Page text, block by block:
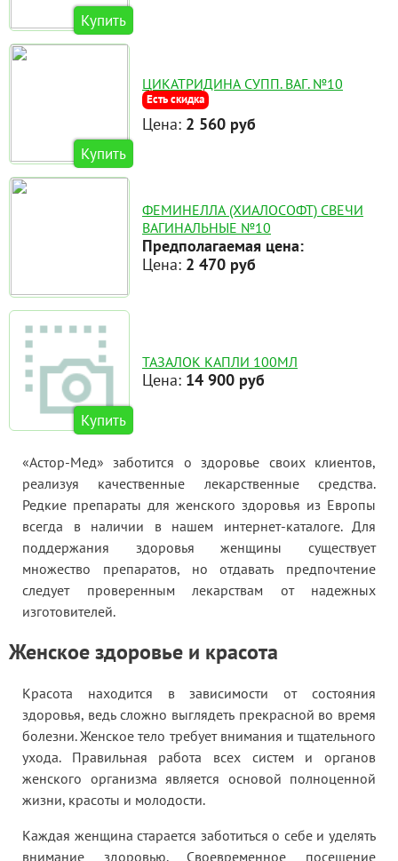
Купить
Купить
ЦИКАТРИДИНА СУПП. ВАГ. №10
Есть скидка
Цена: 2 560 руб
ФЕМИНЕЛЛА (ХИАЛОСОФТ) СВЕЧИ
ВАГИНАЛЬНЫЕ №10
Предполагаемая цена:
Цена: 2 470 руб
Купить
ТАЗАЛОК КАПЛИ 100МЛ
Цена: 14 900 руб
«Астор-Мед» заботится о здоровье своих клиентов,
реализуя качественные лекарственные средства.
Редкие препараты для женского здоровья из Европы
всегда в наличии в нашем интернет-каталоге. Для
поддержания здоровья женщины существует
множество препаратов, но отдавать предпочтение
следует проверенным лекарствам от надежных
изготовителей.
Женское здоровье и красота
Красота находится в зависимости от состояния
здоровья, ведь сложно выглядеть прекрасной во время
болезни. Женское тело требует внимания и тщательного
ухода. Правильная работа всех систем и органов
женского организма является основой полноценной
жизни, красоты и молодости.
Каждая женщина старается заботиться о себе и уделять
внимание здоровью. Своевременное посещение